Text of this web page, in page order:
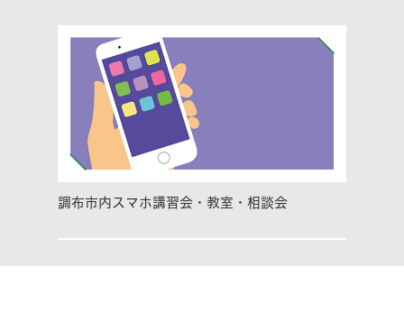
調布市内スマホ講習会・教室・相談会